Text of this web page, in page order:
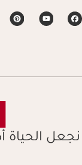
نجعل الحياة